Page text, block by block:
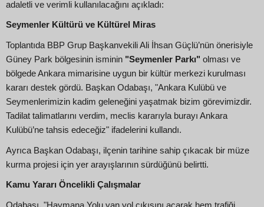
adaletli ve verimli kullanılacağını açıkladı:
Seymenler Kültürü ve Kültürel Miras
Toplantıda BBP Grup Başkanvekili Ali İhsan Güçlü’nün önerisiyle
Güney Park bölgesinin isminin "Seymenler Parkı" olması ve
bölgede Ankara mimarisine uygun bir kültür merkezi kurulması
kararı destek gördü. Başkan Odabaşı, "Ankara Kulübü ve
Seymenlerimizin kadim geleneğini yaşatmak bizim görevimizdir.
Tadilat talimatlarını verdim, meclis kararıyla burayı Ankara
Kulübü’ne tahsis edeceğiz" ifadelerini kullandı.
Ayrıca Başkan Odabaşı, ilçenin tarihine sahip çıkacak bir müze
kurma projesi için yer arayışlarının sürdüğünü belirtti.
Kamu Yararı Öncelikli Çalışmalar